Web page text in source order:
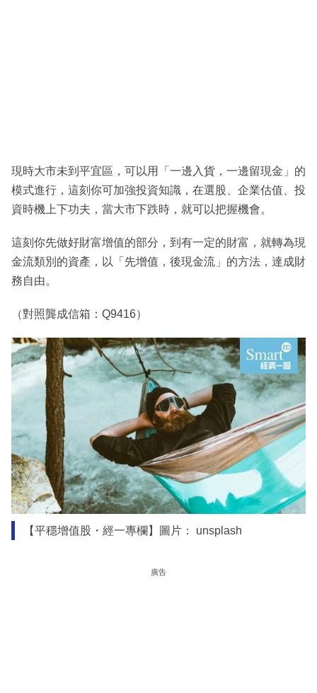
現時大市未到平宜區，可以用「一邊入貨，一邊留現金」的
模式進行，這刻你可加強投資知識，在選股、企業估值、投
資時機上下功夫，當大市下跌時，就可以把握機會。
這刻你先做好財富增值的部分，到有一定的財富，就轉為現
金流類別的資產，以「先增值，後現金流」的方法，達成財
務自由。
（對照龔成信箱：Q9416）
【平穩增值股・經一專欄】圖片： unsplash
廣告